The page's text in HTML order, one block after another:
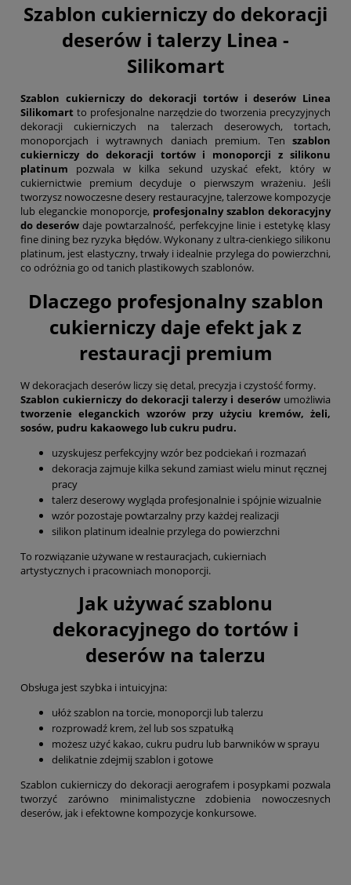
Szablon cukierniczy do dekoracji
deserów i talerzy Linea -
Silikomart
Szablon cukierniczy do dekoracji tortów i deserów Linea
Silikomart to profesjonalne narzędzie do tworzenia precyzyjnych
dekoracji cukierniczych na talerzach deserowych, tortach,
monoporcjach i wytrawnych daniach premium. Ten szablon
cukierniczy do dekoracji tortów i monoporcji z silikonu
platinum pozwala w kilka sekund uzyskać efekt, który w
cukiernictwie premium decyduje o pierwszym wrażeniu. Jeśli
tworzysz nowoczesne desery restauracyjne, talerzowe kompozycje
lub eleganckie monoporcje, profesjonalny szablon dekoracyjny
do deserów daje powtarzalność, perfekcyjne linie i estetykę klasy
fine dining bez ryzyka błędów. Wykonany z ultra-cienkiego silikonu
platinum, jest elastyczny, trwały i idealnie przylega do powierzchni,
co odróżnia go od tanich plastikowych szablonów.
Dlaczego profesjonalny szablon
cukierniczy daje efekt jak z
restauracji premium
W dekoracjach deserów liczy się detal, precyzja i czystość formy.
Szablon cukierniczy do dekoracji talerzy i deserówumożliwia
tworzenie eleganckich wzorów przy użyciu kremów, żeli,
sosów, pudru kakaowego lub cukru pudru.
uzyskujesz perfekcyjny wzór bez podciekań i rozmazań
dekoracja zajmuje kilka sekund zamiast wielu minut ręcznej
pracy
talerz deserowy wygląda profesjonalnie i spójnie wizualnie
wzór pozostaje powtarzalny przy każdej realizacji
silikon platinum idealnie przylega do powierzchni
To rozwiązanie używane w restauracjach, cukierniach
artystycznych i pracowniach monoporcji.
Jak używać szablonu
dekoracyjnego do tortów i
deserów na talerzu
Obsługa jest szybka i intuicyjna:
ułóż szablon na torcie, monoporcji lub talerzu
rozprowadź krem, żel lub sos szpatułką
możesz użyć kakao, cukru pudru lub barwników w sprayu
delikatnie zdejmij szablon i gotowe
Szablon cukierniczy do dekoracji aerografem i posypkami pozwala
tworzyć zarówno minimalistyczne zdobienia nowoczesnych
deserów, jak i efektowne kompozycje konkursowe.